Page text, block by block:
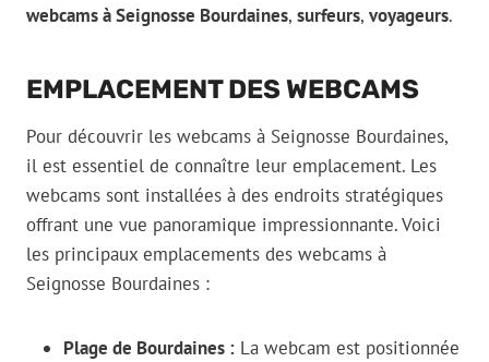
webcams à Seignosse Bourdaines, surfeurs, voyageurs.
EMPLACEMENT DES WEBCAMS
Pour découvrir les webcams à Seignosse Bourdaines,
il est essentiel de connaître leur emplacement. Les
webcams sont installées à des endroits stratégiques
offrant une vue panoramique impressionnante. Voici
les principaux emplacements des webcams à
Seignosse Bourdaines :
Plage de Bourdaines : La webcam est positionnée